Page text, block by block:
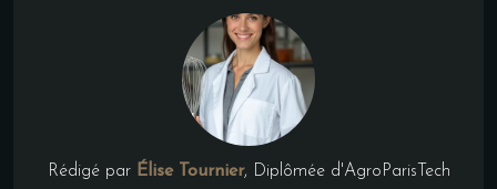
Rédigé par Élise Tournier, Diplômée d'AgroParisTech